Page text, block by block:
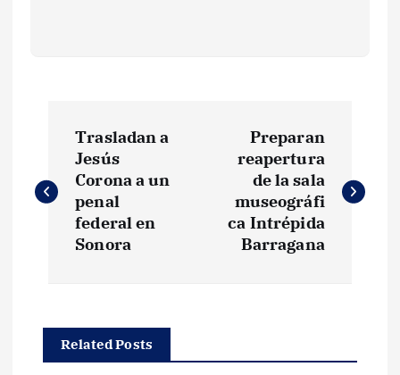
v
a
Trasladan a
Jesús
Corona a un
penal
federal en
Sonora
Preparan
reapertura
de la sala
museográfi
ca Intrépida
Barragana
Related Posts